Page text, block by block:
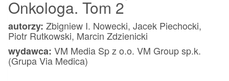
Onkologa. Tom 2
autorzy: Zbigniew I. Nowecki, Jacek Piechocki,
Piotr Rutkowski, Marcin Zdzienicki
wydawca: VM Media Sp z o.o. VM Group sp.k.
(Grupa Via Medica)